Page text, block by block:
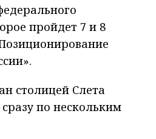
пройдет 7 и 8
столицей Слета
по нескольким